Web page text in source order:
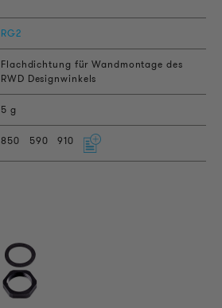
RG2
Flachdichtung für Wandmontage des
RWD Designwinkels
5 g
850 590 910